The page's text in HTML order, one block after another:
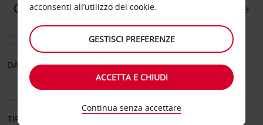
Scegli una località di riconsegna diversa
DAL GIORNO AL GIORNO
TIPOLOGIA DI NOLEGGIO
acconsenti all’utilizzo dei cookie.
GESTISCI PREFERENZE
ACCETTA E CHIUDI
Continua senza accettare